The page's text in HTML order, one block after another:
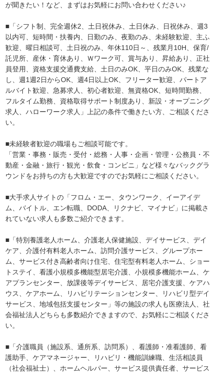
が聞きたい！など、まずはお気軽にお問い合わせください♪
■「シフト制、完全週休2、土日祝休み、土日休み、日祝休み、週3
以内可、短時間・扶養内、日勤のみ、夜勤のみ、未経験歓迎、主ふ
歓迎、曜日相談可、土日祝のみ、年休110日～、残業月10H、保育/
託児所、産休・育休あり、Ｗワーク可、賞与あり、昇給あり、正社
員登用、資格支援交通費支給、土日のみOK、平日のみOK、残業な
し、週1週2日からOK、週4日以上OK、フリーター歓迎、パートア
ルバイト歓迎、急募求人、初心者歓迎、無資格OK、短時間勤務、
フルタイム勤務、資格取得サポート制度あり、新設・オープニング
求人、ハローワーク求人」上記の条件で働きたい方、ご相談くださ
い。
■未経験者歓迎の職場もご相談可能です。
「営業・事務・販売・受付・総務・人事・企画・管理・公務員・不
動産・金融・旅行・観光・飲食・コンビニ」など様々なバックグラ
ウンドをお持ちの方も大歓迎ですのでお気軽にご相談ください。
■大手求人サイトの「フロム・エー、タウンワーク、イーアイデ
ム、バイトル、エン転職、DODA、リクナビ、マイナビ」に掲載さ
れていない求人も多数ご紹介できます。
■「特別養護老人ホーム、介護老人保健施設、デイサービス、デイ
ケア、介護付有料老人ホーム、訪問介護サービス、グループホー
ム、サービス付き高齢者向け住宅、住宅型有料老人ホーム、ショー
トステイ、看護小規模多機能型居宅介護、小規模多機能ホーム、ケ
アプランセンター、放課後等デイサービス、居宅介護支援、ケアハ
ウス、ケアホーム、リハビリテーションセンター、リハビリ型デイ
サービス、地域包括支援センター」等の施設の求人も医療法人、社
会福祉法人どちらも多数紹介できますので、お気軽にご相談くださ
い。
■「介護職員（施設系、通所系、訪問系）、看護師・准看護師、看
護助手、ケアマネージャー、リハビリ・機能訓練職、生活相談員
（社会福祉士）、ホームヘルパー、サービス提供責任者、サービス